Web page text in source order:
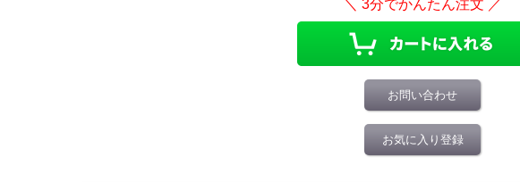
お問い合わせ
お気に入り登録